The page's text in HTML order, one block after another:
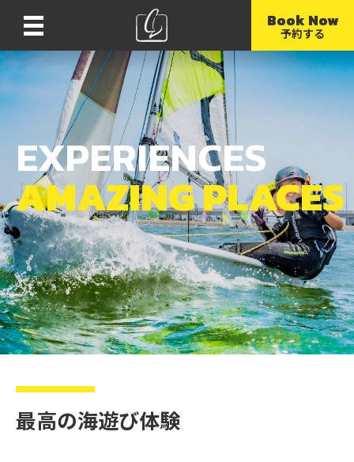
Menu
Book Now
予約する
EXPERIENCES
AMAZING PLACES
最高の海遊び体験